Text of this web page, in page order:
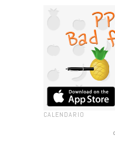
CALENDARIO